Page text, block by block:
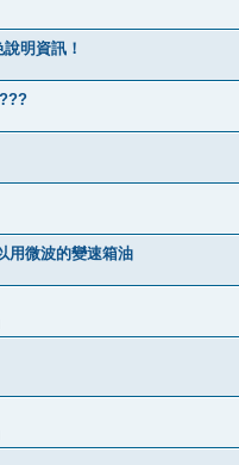
明資訊！
用微波的變速箱油